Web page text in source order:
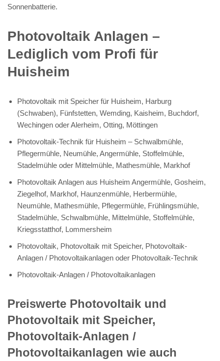
Sonnenbatterie.
Photovoltaik Anlagen –
Lediglich vom Profi für
Huisheim
Photovoltaik mit Speicher für Huisheim, Harburg
(Schwaben), Fünfstetten, Wemding, Kaisheim, Buchdorf,
Wechingen oder Alerheim, Otting, Möttingen
Photovoltaik-Technik für Huisheim – Schwalbmühle,
Pflegermühle, Neumühle, Angermühle, Stoffelmühle,
Stadelmühle oder Mittelmühle, Mathesmühle, Markhof
Photovoltaik Anlagen aus Huisheim Angermühle, Gosheim,
Ziegelhof, Markhof, Haunzenmühle, Herbermühle,
Neumühle, Mathesmühle, Pflegermühle, Frühlingsmühle,
Stadelmühle, Schwalbmühle, Mittelmühle, Stoffelmühle,
Kriegsstatthof, Lommersheim
Photovoltaik, Photovoltaik mit Speicher, Photovoltaik-
Anlagen / Photovoltaikanlagen oder Photovoltaik-Technik
Photovoltaik-Anlagen / Photovoltaikanlagen
Preiswerte Photovoltaik und
Photovoltaik mit Speicher,
Photovoltaik-Anlagen /
Photovoltaikanlagen wie auch